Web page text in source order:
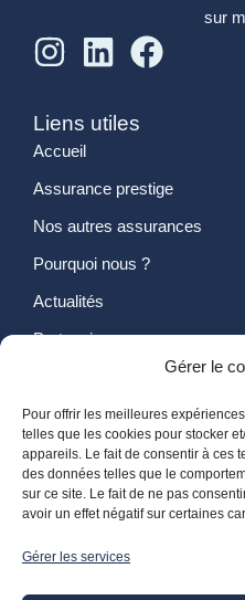
Gérer le
Pour offrir les meilleures
telles que les cookies pour stocker
appareils. Le fait de consentir à ces
des données telles que le
sur ce site. Le fait de ne pas
avoir un effet négatif sur certaines
Gérer les services
sur
Liens utiles
Accueil
Assurance prestige
Nos autres assurances
Pourquoi nous ?
Actualités
Partenaires
Devis
Voiture de prestige
Alpine